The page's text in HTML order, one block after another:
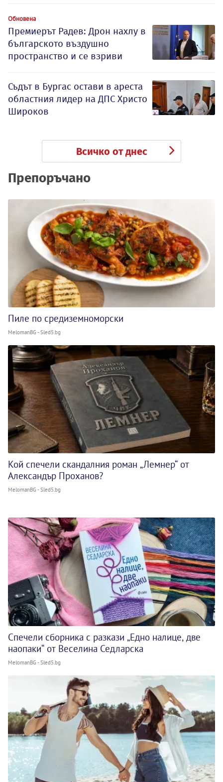
Обновена
Премиерът Радев: Дрон нахлу в
българското въздушно
пространство и се взриви
Съдът в Бургас остави в ареста
областния лидер на ДПС Христо
Широков
Всичко от днес
Препоръчано
Пиле по средиземноморски
MelomanBG - Sled5.bg
Кой спечели скандалния роман „Лемнер“ от
Александър Проханов?
MelomanBG - Sled5.bg
Спечели сборника с разкази „Едно налице, две
наопаки“ от Веселина Седларска
MelomanBG - Sled5.bg